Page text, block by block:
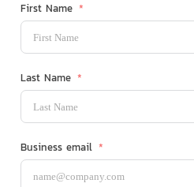
First Name
Last Name
Business email